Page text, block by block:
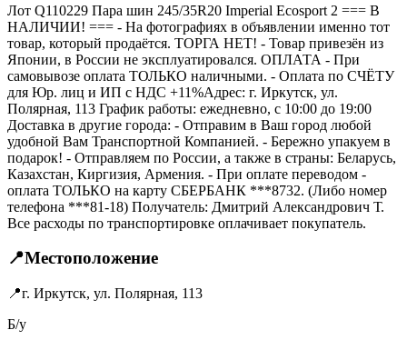
Лот Q110229 Пара шин 245/35R20 Imperial Ecosport 2 === B
НАЛИЧИИ! === - На фотографиях в объявлении именно тот
товар, который продаётся. ТОРГА НЕТ! - Товар привезён из
Японии, в России не эксплуатировался. ОПЛАТА - При
самовывозе оплата ТОЛЬКО наличными. - Оплата по СЧЁТУ
для Юр. лиц и ИП с НДС +11%Адрес: г. Иркутск, ул.
Полярная, 113 График работы: ежедневно, с 10:00 до 19:00
Доставка в другие города: - Отправим в Ваш город любой
удобной Вам Транспортной Компанией. - Бережно упакуем в
подарок! - Отправляем по России, а также в страны: Беларусь,
Казахстан, Киргизия, Армения. - При оплате переводом -
оплата ТОЛЬКО на карту СБЕРБАНК ***8732. (Либо номер
телефона ***81-18) Получатель: Дмитрий Александрович Т.
Все расходы по транспортировке оплачивает покупатель.
📍Местоположение
📍г. Иркутск, ул. Полярная, 113
Б/у